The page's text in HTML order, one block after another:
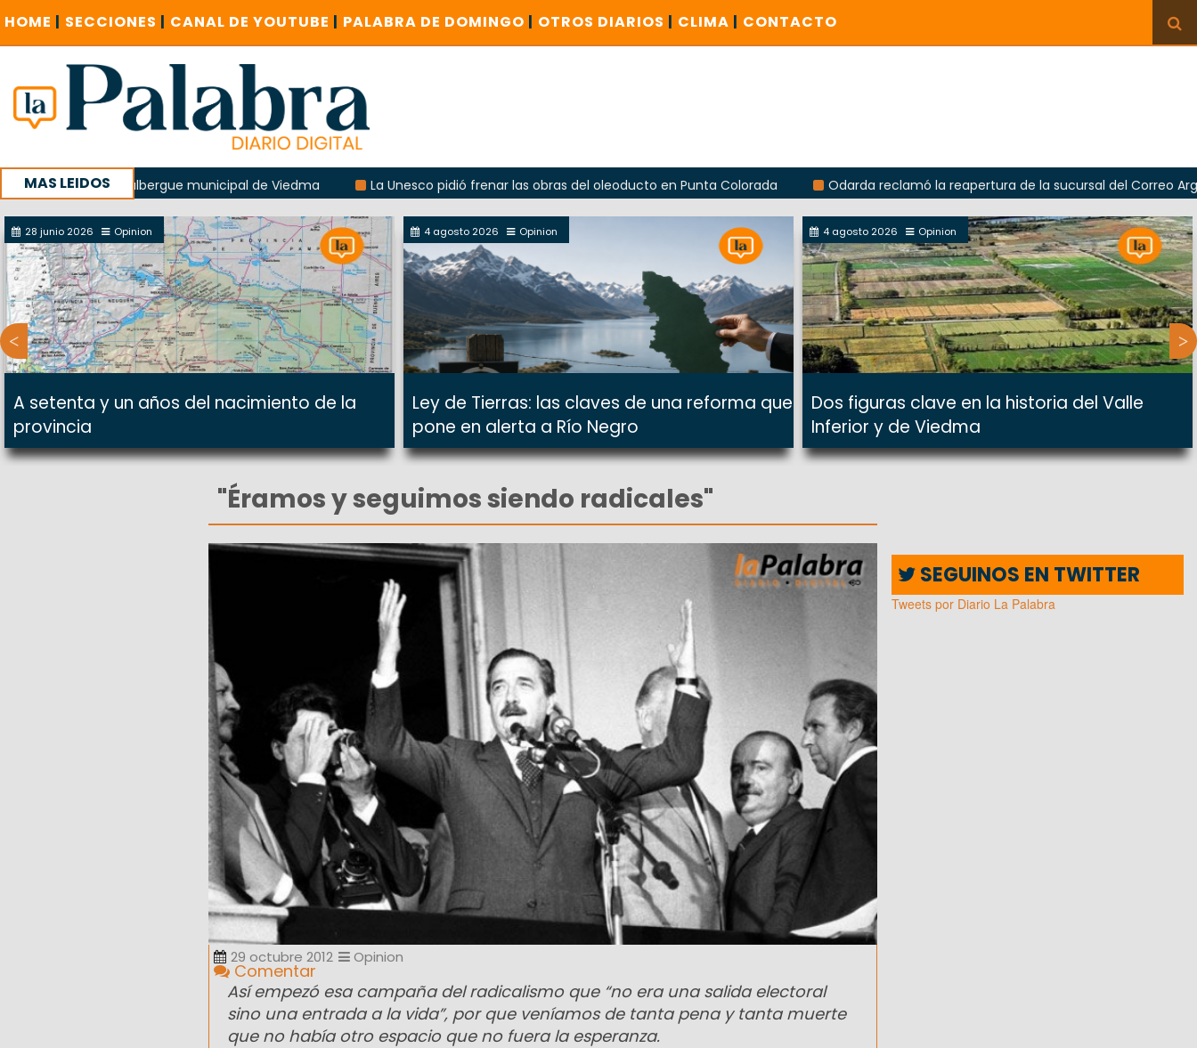
HOME | SECCIONES | CANAL DE YOUTUBE | PALABRA DE DOMINGO | OTROS DIARIOS | CLIMA | CONTACTO
MAS LEIDOS
del albergue municipal de Viedma La Unesco pidió frenar las obras del oleoducto en Punta Colorada
Odarda reclamó la reapertura de la sucursal del Correo Argentino
un encuentro provincial en Roca
28 junio 2026 Opinion
A setenta y un años del nacimiento de la
provincia
4 agosto 2026 Opinion
Ley de Tierras: las claves de una reforma que
pone en alerta a Río Negro
4 agosto 2026 Opinion
Dos figuras clave en la historia del Valle
Inferior y de Viedma
"Éramos y seguimos siendo radicales"
29 octubre 2012 Opinion
Comentar
Así empezó esa campaña del radicalismo que “no era una salida electoral
sino una entrada a la vida”, por que veníamos de tanta pena y tanta muerte
que no había otro espacio que no fuera la esperanza.
SEGUINOS EN TWITTER
Tweets por Diario La Palabra